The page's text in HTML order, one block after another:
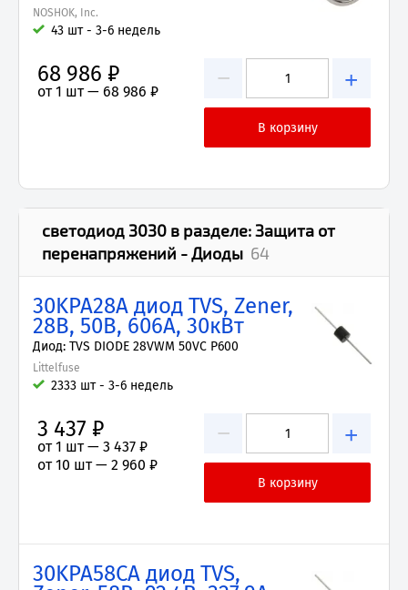
NOSHOK, Inc.
43 шт - 3-6 недель
− +
68 986 ₽
от 1 шт — 68 986 ₽
светодиод 3030 в разделе:Защита от
перенапряжений - Диоды 64
30KPA28A диод TVS, Zener,
28В, 50В, 606А, 30кВт
Диод: TVS DIODE 28VWM 50VC P600
Littelfuse
2333 шт - 3-6 недель
− +
3 437 ₽
от 1 шт — 3 437 ₽
от 10 шт — 2 960 ₽
30KPA58CA диод TVS,